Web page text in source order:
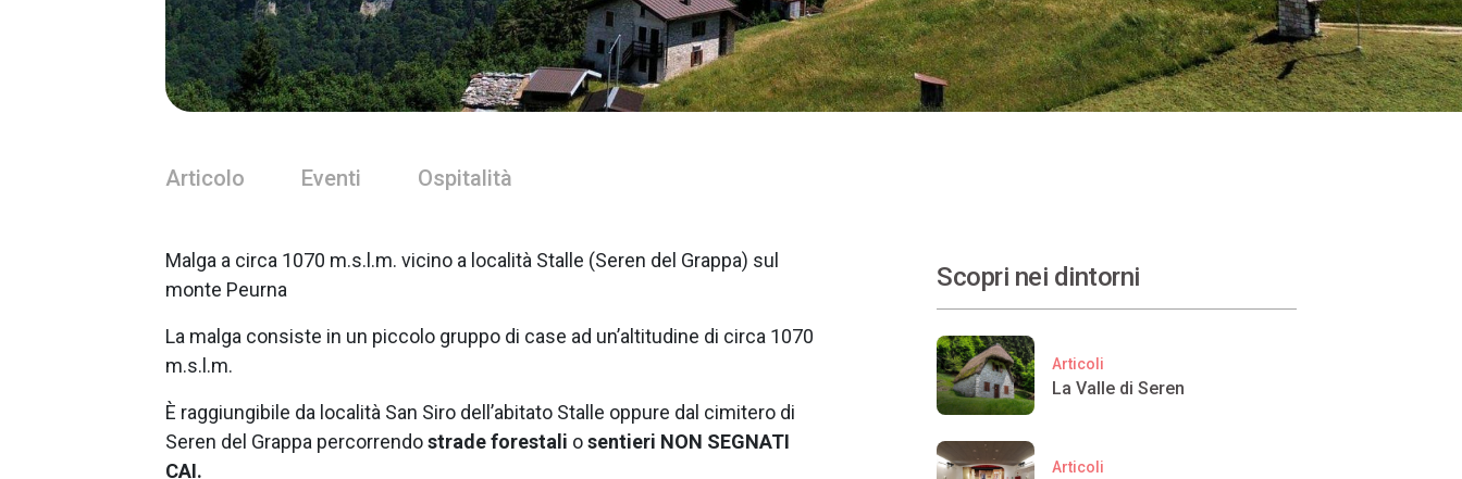
Articolo Eventi Ospitalità
Malga a circa 1070 m.s.l.m. vicino a località Stalle (Seren del Grappa) sul
monte Peurna
La malga consiste in un piccolo gruppo di case ad un’altitudine di circa 1070
m.s.l.m.
È raggiungibile da località San Siro dell’abitato Stalle oppure dal cimitero di
Seren del Grappa percorrendostrade forestali osentieri NON SEGNATI
CAI.
Scopri nei dintorni
Articoli
La Valle di Seren
Articoli